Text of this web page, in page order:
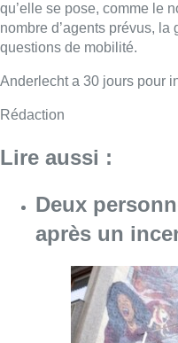
qu’elle se pose, comme le
nombre d’agents prévus,
questions de mobilité.
Anderlecht a 30 jours pour
Rédaction
Lire aussi :
Deux
après un